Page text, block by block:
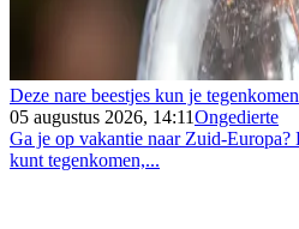
Deze nare beestjes kun je
05 augustus 2026, 14:11Ongedierte
Ga je op vakantie naar Zuid-Europa?
kunt tegenkomen,...